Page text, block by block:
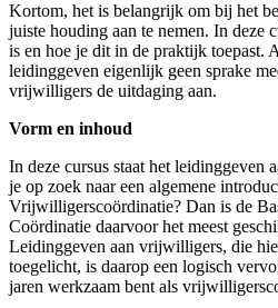
Kortom, het is belangrijk om bij het
juiste houding aan te nemen. In deze
is en hoe je dit in de praktijk toepast.
leidinggeven eigenlijk geen sprake
vrijwilligers de uitdaging aan.
Vorm en inhoud
In deze cursus staat het leidinggeven
je op zoek naar een algemene
Vrijwilligerscoördinatie? Dan is de
Coördinatie daarvoor het meest
Leidinggeven aan vrijwilligers, die
toegelicht, is daarop een logisch
jaren werkzaam bent als